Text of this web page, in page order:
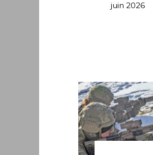
juin 2026